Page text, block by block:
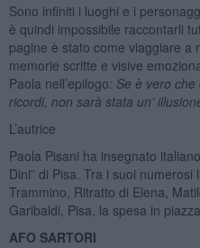
Sono infiniti i luoghi e i
è quindi impossibile raccontarli
pagine è stato come viaggiare a
memorie scritte e visive
Paola nell’epilogo: Se è vero
ricordi, non sarà stata un’
L’autrice
Paola Pisani ha insegnato
Dini” di Pisa. Tra i suoi numerosi
Trammino, Ritratto di Elena,
Garibaldi, Pisa, la spesa in
AFO SARTORI